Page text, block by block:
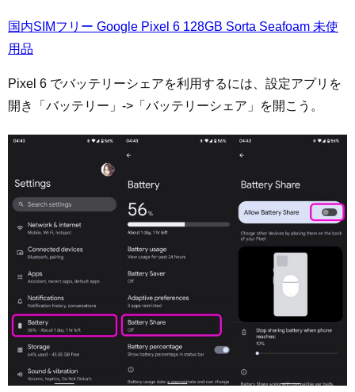
国内SIMフリー Google Pixel 6 128GB Sorta Seafoam 未使
用品
Pixel 6 でバッテリーシェアを利用するには、設定アプリを
開き「バッテリー」->「バッテリーシェア」を開こう。